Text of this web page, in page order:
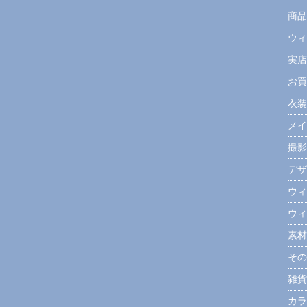
商
ウ
実
お
衣
メ
撮
デ
ウ
ウ
素
そ
雑
カ